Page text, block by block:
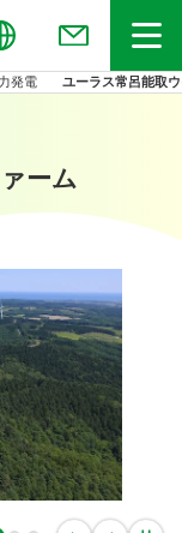
発電 ユーラス常呂能取
ーム